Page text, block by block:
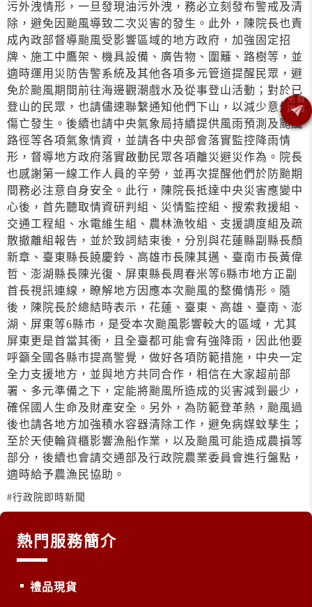
污外洩情形，一旦發現油污外洩，務必立刻發布警戒及清
除，避免因颱風導致二次災害的發生。此外，陳院長也責
成內政部督導颱風受影響區域的地方政府，加強固定招
牌、施工中鷹架、機具設備、廣告物、圍籬、路樹等，並
適時運用災防告警系統及其他各項多元管道提醒民眾，避
免於颱風期間前往海邊觀潮戲水及從事登山活動；對於已
登山的民眾，也請儘速聯繫通知他們下山，以減少意外及
傷亡發生。後續也請中央氣象局持續提供風雨預測及颱風
路徑等各項氣象情資，並請各中央部會落實監控降雨情
形，督導地方政府落實啟動民眾各項離災避災作為。院長
也感謝第一線工作人員的辛勞，並再次提醒他們於防颱期
間務必注意自身安全。此行，陳院長抵達中央災害應變中
心後，首先聽取情資研判組、災情監控組、搜索救援組、
交通工程組、水電維生組、農林漁牧組、支援調度組及疏
散撤離組報告，並於致詞結束後，分別與花蓮縣副縣長顏
新章、臺東縣長饒慶鈴、高雄市長陳其邁、臺南市長黃偉
哲、澎湖縣長陳光復、屏東縣長周春米等6縣市地方正副
首長視訊連線，瞭解地方因應本次颱風的整備情形。隨
後，陳院長於總結時表示，花蓮、臺東、高雄、臺南、澎
湖、屏東等6縣市，是受本次颱風影響較大的區域，尤其
屏東更是首當其衝，且全臺都可能會有強降雨，因此他要
呼籲全國各縣市提高警覺，做好各項防範措施，中央一定
全力支援地方，並與地方共同合作，相信在大家超前部
署、多元準備之下，定能將颱風所造成的災害減到最少，
確保國人生命及財產安全。另外，為防範登革熱，颱風過
後也請各地方加強積水容器清除工作，避免病媒蚊孳生；
至於天使輪貨櫃影響漁船作業，以及颱風可能造成農損等
部分，後續也會請交通部及行政院農業委員會進行盤點，
適時給予農漁民協助。
#行政院即時新聞
熱門服務簡介
禮品現貨